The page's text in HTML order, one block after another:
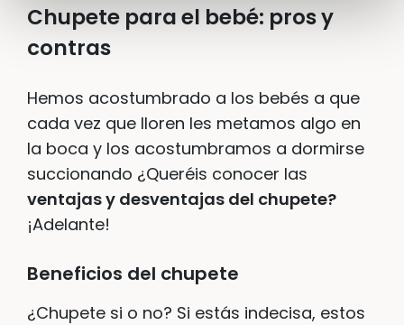
Chupete para el bebé: pros y
contras
Hemos acostumbrado a los bebés a que
cada vez que lloren les metamos algo en
la boca y los acostumbramos a dormirse
succionando ¿Queréis conocer las
ventajas y desventajas del chupete?
¡Adelante!
Beneficios del chupete
¿Chupete si o no? Si estás indecisa, estos